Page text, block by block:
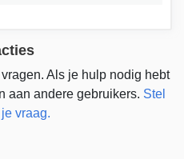
Als je hulp nodig hebt
aan andere gebruikers. Stel
vraag.